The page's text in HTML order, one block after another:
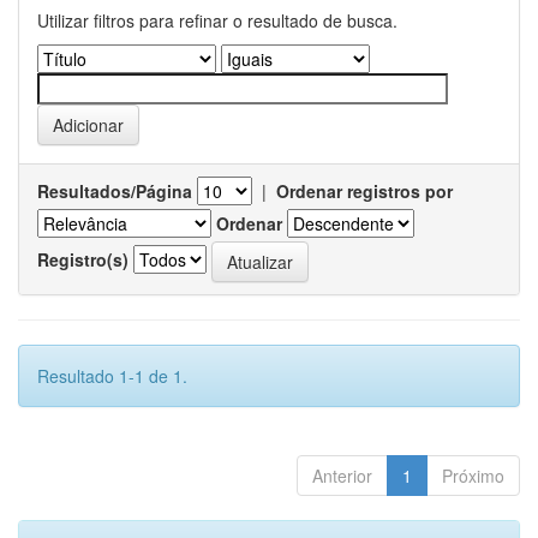
Utilizar filtros para refinar o resultado de busca.
Resultados/Página | Ordenar registros por
Ordenar
Registro(s)
Resultado 1-1 de 1.
Anterior 1 Próximo